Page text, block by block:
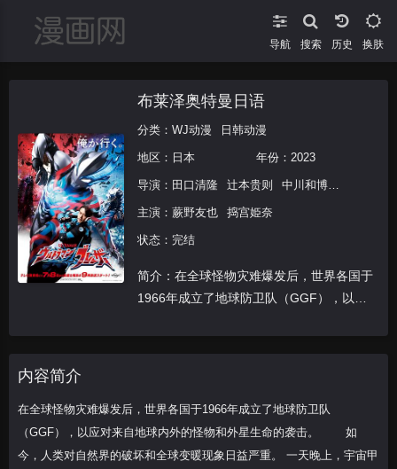
导航 搜索 换肤
布莱泽奥特曼日语
分类： WJ动漫 日韩动漫
地区： 日本 年份： 2023
导演： 田口清隆 辻本贵则 中川和博 越知靖
主演： 蕨野友也 捣宫姫奈
状态：完结
简介：在全球怪物灾难爆发后，世界各国于
1966年成立了地球防卫队（GGF），以应
内容简介
在全球怪物灾难爆发后，世界各国于1966年成立了地球防卫队
（GGF），以应对来自地球内外的怪物和外星生命的袭击。 如
今，人类对自然界的破坏和全球变暖现象日益严重。 一天晚上，宇宙甲